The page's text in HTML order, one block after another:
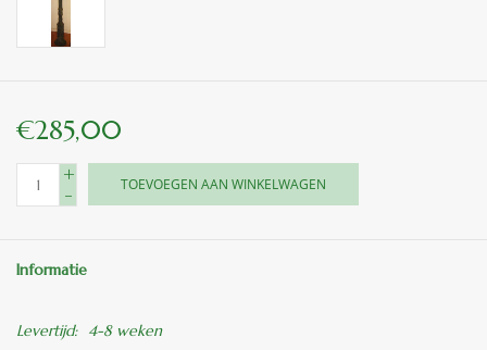
€285,00
+
-
TOEVOEGEN AAN WINKELWAGEN
Informatie
Levertijd: 4-8 weken